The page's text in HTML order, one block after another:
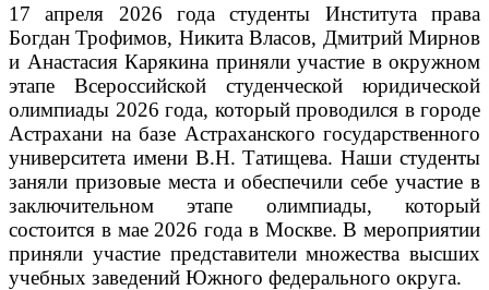
17 апреля 2026 года студенты Института права
Богдан Трофимов, Никита Власов, Дмитрий Мирнов
и Анастасия Карякина приняли участие в окружном
этапе Всероссийской студенческой юридической
олимпиады 2026 года, который проводился в городе
Астрахани на базе Астраханского государственного
университета имени В.Н. Татищева.Наши студенты
заняли призовые места и обеспечили себе участие в
заключительном этапе олимпиады, который
состоится в мае 2026 года в Москве. В мероприятии
приняли участие представители множества высших
учебных заведений Южного федерального округа.